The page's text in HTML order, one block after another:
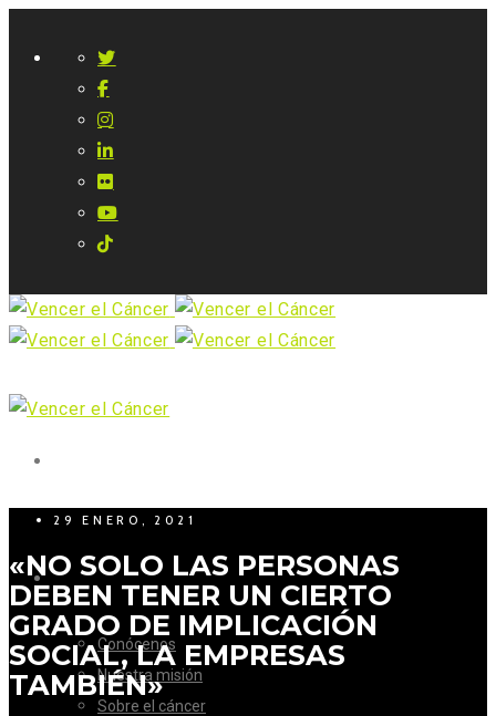
LA FUNDACIÓN
Conócenos
Nuestra misión
Sobre el cáncer
29 ENERO, 2021
«NO SOLO LAS PERSONAS
DEBEN TENER UN CIERTO
GRADO DE IMPLICACIÓN
SOCIAL, LA EMPRESAS
TAMBIÉN»